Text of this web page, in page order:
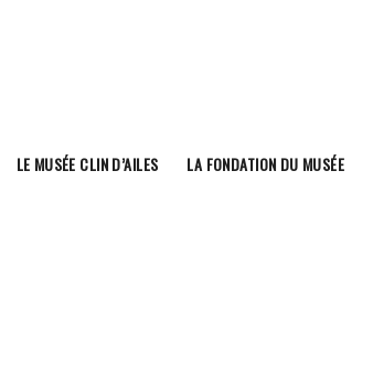
LE MUSÉE CLIN D’AILES LA FONDATION DU MUSÉE